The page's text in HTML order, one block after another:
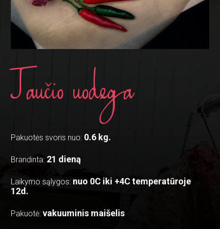
Jaučio uodega
Pakuotės svoris nuo: 0.6 kg.
Brandinta: 21 dieną
Laikymo sąlygos: nuo 0C iki +4C temperatūroje
12d.
Pakuotė:vakuuminis maišelis